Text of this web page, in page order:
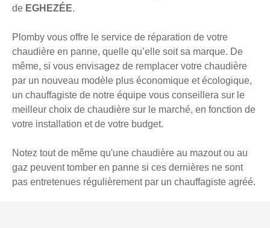
de EGHEZÉE.
Plomby vous offre le service de réparation de votre
chaudière en panne, quelle qu’elle soit sa marque. De
même, si vous envisagez de remplacer votre chaudière
par un nouveau modèle plus économique et écologique,
un chauffagiste de notre équipe vous conseillera sur le
meilleur choix de chaudière sur le marché, en fonction de
votre installation et de votre budget.
Notez tout de même qu'une chaudière au mazout ou au
gaz peuvent tomber en panne si ces dernières ne sont
pas entretenues régulièrement par un chauffagiste agréé.